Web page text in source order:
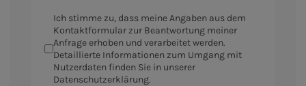
Ich stimme zu, dass meine Angaben aus dem
Kontaktformular zur Beantwortung meiner
Anfrage erhoben und verarbeitet werden.
Detaillierte Informationen zum Umgang mit
Nutzerdaten finden Sie in unserer
Datenschutzerklärung.